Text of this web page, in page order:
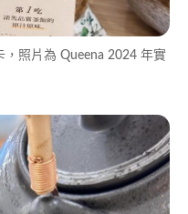
照片為 Queena 2024 年實